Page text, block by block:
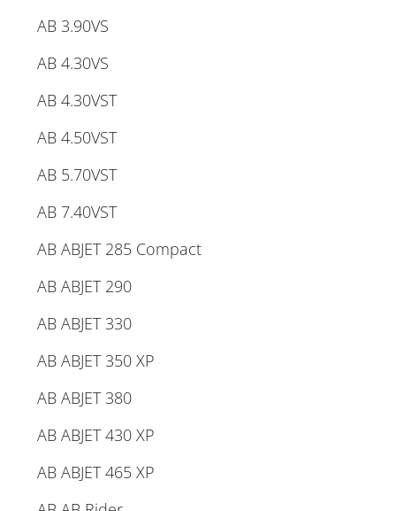
AB 3.90VS
AB 4.30VS
AB 4.30VST
AB 4.50VST
AB 5.70VST
AB 7.40VST
AB ABJET 285 Compact
AB ABJET 290
AB ABJET 330
AB ABJET 350 XP
AB ABJET 380
AB ABJET 430 XP
AB ABJET 465 XP